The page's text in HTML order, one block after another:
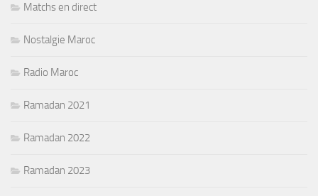
Matchs en direct
Nostalgie Maroc
Radio Maroc
Ramadan 2021
Ramadan 2022
Ramadan 2023